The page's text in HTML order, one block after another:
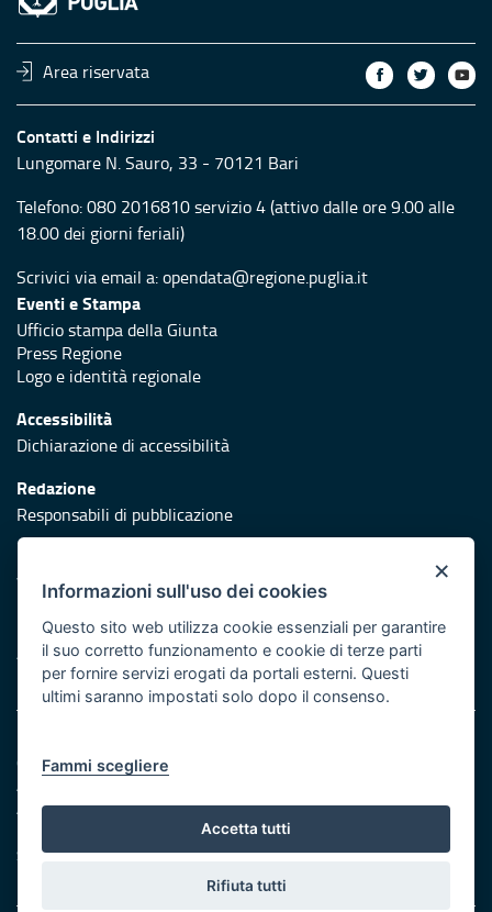
Area riservata
Contatti e Indirizzi
Lungomare N. Sauro, 33 - 70121 Bari
Telefono:080 2016810 servizio 4(attivo dalle ore 9.00 alle
18.00 dei giorni feriali)
Scrivici via email a:opendata@regione.puglia.it
Eventi e Stampa
Ufficio stampa della Giunta
Press Regione
Logo e identità regionale
Accessibilità
Dichiarazione di accessibilità
Redazione
Responsabili di pubblicazione
Vai al sito di Protezione Civile Puglia
Iniziativa finanziata con risorse del POR Puglia 2014/2020 -
Asse XI e Asse II ed ulteriormente sviluppata con risorse PR
FESR/FSE+ 2021/2027 Azione 1.8
Cookie e privacy
Amministrazione trasparente
Atti di notifica
Servizi intranet
×
Informazioni sull'uso dei cookies
Questo sito web utilizza cookie essenziali per garantire
il suo corretto funzionamento e cookie di terze parti
per fornire servizi erogati da portali esterni. Questi
ultimi saranno impostati solo dopo il consenso.
Fammi scegliere
Accetta tutti
Rifiuta tutti